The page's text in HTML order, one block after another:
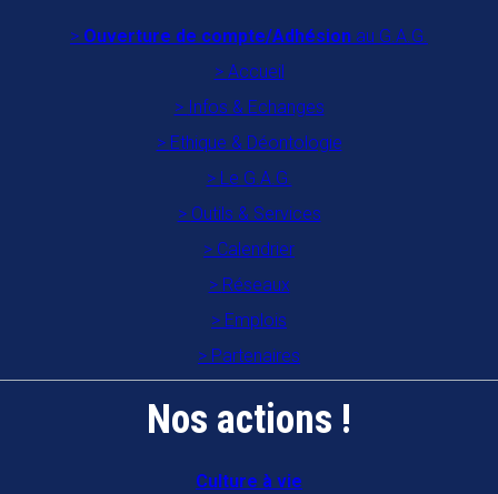
Ouverture de compte/Adhésion au G.A.G.
Accueil
Infos & Echanges
Ethique & Déontologie
Le G.A.G.
Outils & Services
Calendrier
Réseaux
Emplois
Partenaires
Nos actions !
Culture à vie